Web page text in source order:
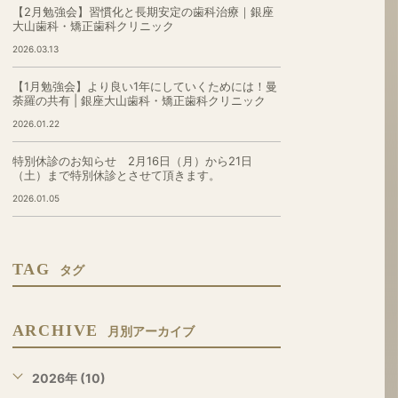
【2月勉強会】習慣化と長期安定の歯科治療｜銀座
大山歯科・矯正歯科クリニック
2026.03.13
【1月勉強会】より良い1年にしていくためには！曼
荼羅の共有 | 銀座大山歯科・矯正歯科クリニック
2026.01.22
特別休診のお知らせ 2月16日（月）から21日
（土）まで特別休診とさせて頂きます。
2026.01.05
TAG タグ
ARCHIVE 月別アーカイブ
2026年 (10)